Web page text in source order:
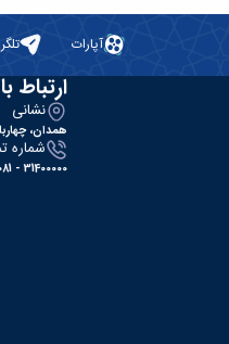
آپارات
ارتباط
نشانی
همدان،
شماره
31400000 - 081